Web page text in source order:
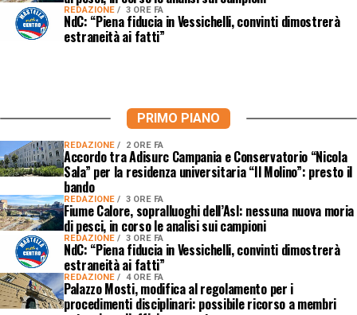
REDAZIONE 3 ORE FA
NdC: “Piena fiducia in Vessichelli, convinti dimostrerà
estraneità ai fatti”
PRIMO PIANO
REDAZIONE 2 ORE FA
Accordo tra Adisurc Campania e Conservatorio “Nicola
Sala” per la residenza universitaria “Il Molino”: presto il
bando
REDAZIONE 3 ORE FA
Fiume Calore, sopralluoghi dell’Asl: nessuna nuova moria
di pesci, in corso le analisi sui campioni
REDAZIONE 3 ORE FA
NdC: “Piena fiducia in Vessichelli, convinti dimostrerà
estraneità ai fatti”
REDAZIONE 4 ORE FA
Palazzo Mosti, modifica al regolamento per i
procedimenti disciplinari: possibile ricorso a membri